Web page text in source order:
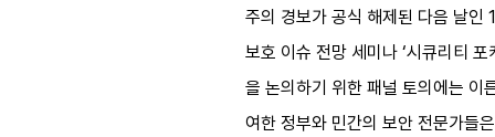
주의 경보가 공식 해제된 다음 날
보호 이슈 전망 세미나 ‘시큐리티
을 논의하기 위한 패널 토의에는
여한 정부와 민간의 보안 전문가들